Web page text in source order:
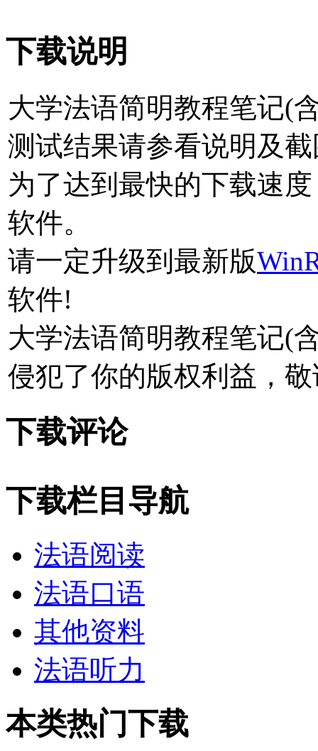
下载说明
大学法语简明教程笔记(
测试结果请参看说明及
为了达到最快的下载速
软件。
请一定升级到最新版
软件!
大学法语简明教程笔记(
侵犯了你的版权利益，
下载评论
下载栏目导航
法语阅读
法语口语
其他资料
法语听力
本类热门下载